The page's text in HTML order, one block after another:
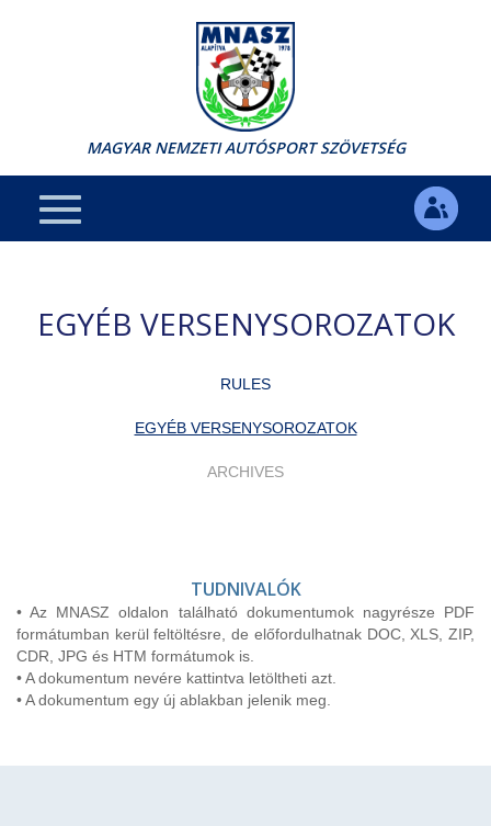
MAGYAR NEMZETI AUTÓSPORT SZÖVETSÉG
EGYÉB VERSENYSOROZATOK
RULES
EGYÉB VERSENYSOROZATOK
ARCHIVES
TUDNIVALÓK
• Az MNASZ oldalon található dokumentumok nagyrésze PDF
formátumban kerül feltöltésre, de előfordulhatnak DOC, XLS, ZIP,
CDR, JPG és HTM formátumok is.
• A dokumentum nevére kattintva letöltheti azt.
• A dokumentum egy új ablakban jelenik meg.